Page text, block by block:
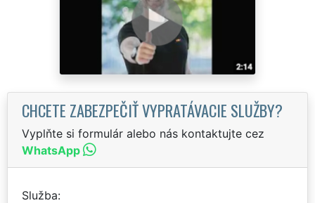
CHCETE ZABEZPEČIŤ VYPRATÁVACIE SLUŽBY?
Vyplňte si formulár alebo nás kontaktujte cez
WhatsApp
Služba